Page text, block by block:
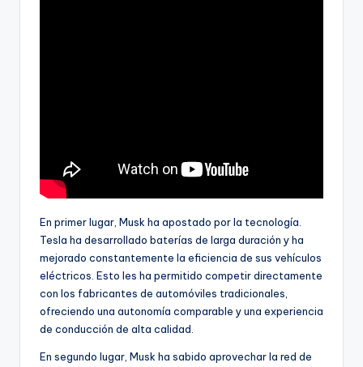
En primer lugar, Musk ha apostado por la tecnología.
Tesla ha desarrollado baterías de larga duración y ha
mejorado constantemente la eficiencia de sus vehículos
eléctricos. Esto les ha permitido competir directamente
con los fabricantes de automóviles tradicionales,
ofreciendo una autonomía comparable y una experiencia
de conducción de alta calidad.
En segundo lugar, Musk ha sabido aprovechar la red de